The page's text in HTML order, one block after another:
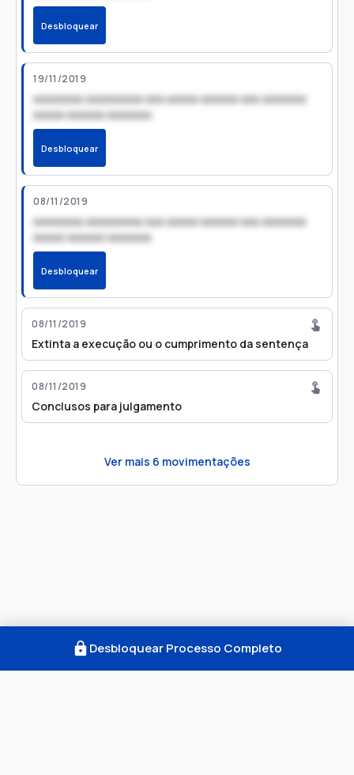
Desbloquear
19/11/2019
xxxxxxxx xxxxxxxxx xxx xxxxx xxxxxx xxx xxxxxxx
xxxxx xxxxxx xxxxxxx
Desbloquear
08/11/2019
xxxxxxxx xxxxxxxxx xxx xxxxx xxxxxx xxx xxxxxxx
xxxxx xxxxxx xxxxxxx
Desbloquear
08/11/2019
Extinta a execução ou o cumprimento da sentença
08/11/2019
Conclusos para julgamento
Ver mais 6 movimentações
Desbloquear Processo Completo